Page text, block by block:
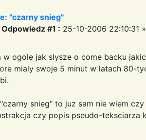
"czarny snieg"
Odpowiedz #1 : 25-10-2006 22:10:31 »
w ogole jak slysze o come backu
mialy swoje 5 minut w latach 80-
snieg" to juz sam nie wiem
czy popis pseudo-teksciarza